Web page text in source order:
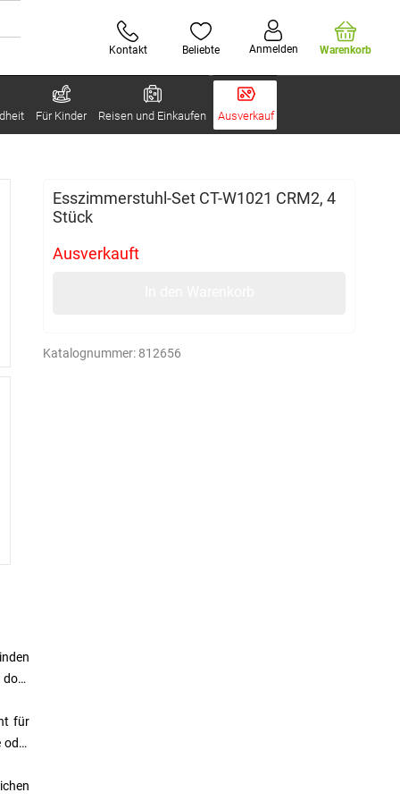
Kontakt Beliebte Anmelden Warenkorb
Für Kinder Reisen und Einkaufen Ausverkauf
Esszimmerstuhl-Set CT-W1021 CRM2, 4
Stück
Ausverkauft
Katalognummer: 812656
für